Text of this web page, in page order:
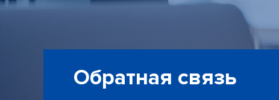
Обратная связь